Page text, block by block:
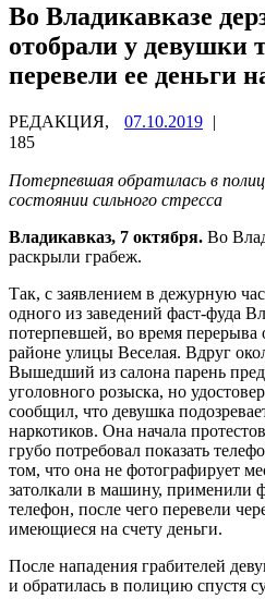
Во Владикавказе
отобрали у девушки
перевели ее деньги
РЕДАКЦИЯ, 07.10.2019 |
185
Потерпевшая обратилась в
состоянии сильного стресса
Владикавказ, 7 октября. Во
раскрыли грабеж.
Так, с заявлением в дежурную
одного из заведений фаст-фуда
потерпевшей, во время
районе улицы Веселая. Вдруг
Вышедший из салона парень
уголовного розыска, но
сообщил, что девушка
наркотиков. Она начала
грубо потребовал показать
том, что она не фотографирует
затолкали в машину, применили
телефон, после чего перевели
имеющиеся на счету деньги.
После нападения грабителей
и обратилась в полицию спустя